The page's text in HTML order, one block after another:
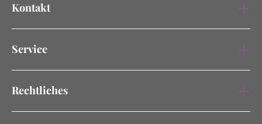
Kontakt
Service
Rechtliches